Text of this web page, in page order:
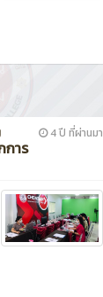
4 ปี ที่ผ่านมา
การ